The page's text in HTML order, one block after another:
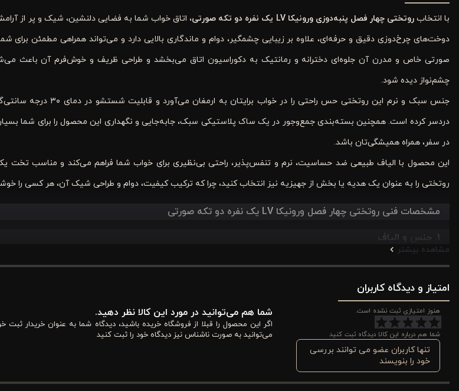
با انتخابروتختی چهار فصل پنبه‌دوزی ورونیکا LV یک نفره دو تکه صورتی ، اتاق خواب شما به فضایی دلنشین، شیک و پر از
دوخت‌های چرخ‌دوزی دقیق و حرفه‌ای، علاوه بر زیبایی چشمگیر، دوام و ماندگاری بالایی دارد و می‌تواند همراهی مطمئن برای
صورتی خاص و مدرن آن جلوه‌ای دخترانه و رمانتیک به دکوراسیون اتاق می‌بخشد و طراحی ظریف و خوش‌فرم آن باعث
چشم‌نواز دیده شود.
جنس سبک و نرم این روتختی حس راحتی را
دردسر کرده است. همچنین بسته‌بندی جمع‌وجور در یک ساک پلاستیکی سبک، جابه‌جایی و نگهداری این محصول را برای شما
در سفر، همراه همیشگی‌تان باشد.
این محصول با الیاف طبیعی ضد حساسیت، نرم و تنفس‌پذیر، راحتی بی‌نظیری برای خواب شما فراهم می‌کند و مناسب تخت
روتختی را به عنوان یک هدیه یا بخش از جهیزیه نیز انتخاب کنید، چرا که ترکیب کیفیت، دوام و طراحی شیک آن، هر کسی را
مشخصات فنی روتختی چهار فصل ورونیکا LV یک نفره دو تکه صورتی
۱. جنس و الیاف
روتختی چهار فصل ورونیکا از 100% پنبه طبیعی دوخته شده است که لطافت، نرمی و تنفس‌پذیری فوق‌العاده‌ای
خواب حساسیت نگیرد و راحتی کامل داشته باشید. الیاف طبیعی آن علاوه بر ضد حساسیت بودن، دوام بالایی دارند و با
می‌کنند. رنگ صورتی شیک روتختی جلوه‌ای مدرن و دخترانه به اتاق شما می‌بخشد و با انواع کوسن و ملحفه‌های مکمل قابل
۲. دوخت و کیفیت ساخت
دوخت روتختی با چرخ‌دوزی دقیق و منحصر به فرد انجام شده است که علاوه بر دوام، جلوه‌ای لوکس و شیک ایجاد می‌کند. هر
شده تا در برابر کشیدگی و شستشو مقاومت کند. این نوع دوخت باعث می‌شود فرم روتختی همیشه حفظ شود و ظاهر آن پس از
مشاهده بیشتر
امتیاز و دیدگاه کاربران
هنوز امتیازی ثبت نشده است.
شما هم درباره این کالا دیدگاه ثبت کنید
تنها کاربران عضو می توانند بررسی
خود را بنویسند
شما هم می‌توانید در مورد این کالا نظر دهید.
اگر این محصول را قبلا از فروشگاه خریده باشید، دیدگاه شما به عنوان خریدار
می‌توانید به صورت ناشناس نیز دیدگاه خود را ثبت کنید